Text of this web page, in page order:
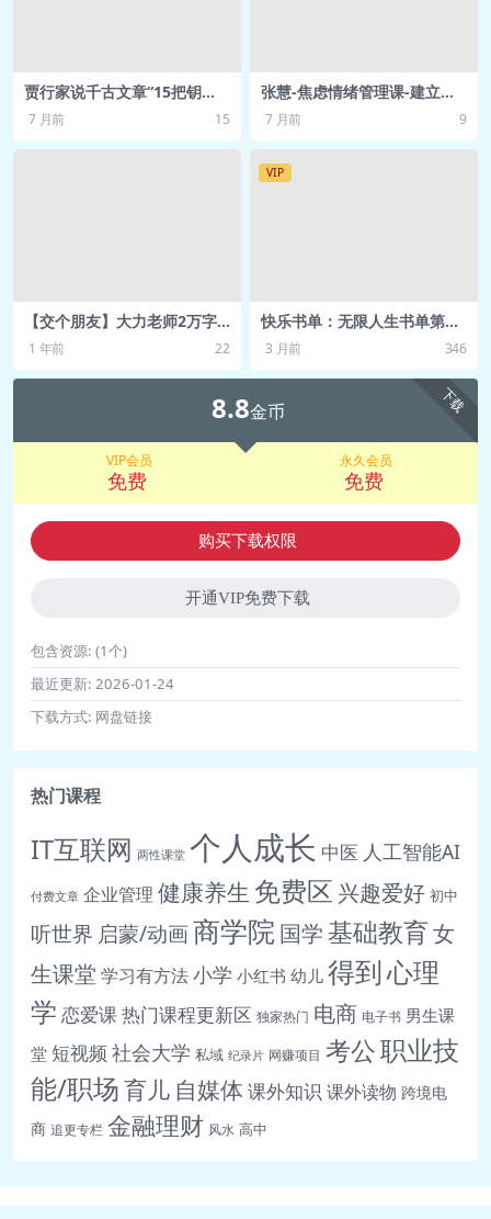
办？.mp3
📄 ly-0304丨第五讲丨 山不过来我过
和陌生客户建立信任关系？.mp3
📄 ly-0305丨第六讲 ｜ “哇”效应：怎样
和陌生客户建立信任关系？.pdf
🎵 ly-0305丨第六讲 ｜《迎接挑战，苦
练内功，迎接春天的到来》节选
（2002年）.mp3
🎵 ly-0306丨第七讲 ｜ 苟且红利：怎
么和比自己强大的对手争订单？.mp3
📄 ly-0306丨第七讲 ｜ 苟且红利：怎
么和比自己强大的对手争订单？.pdf
昂，跨过太平洋》（2001年）.mp3
🎵 ly-0307丨第八讲丨 向右倾听：怎么
抓住大机遇？.mp3
中存活》节选（2003年）.mp3
🎵 ly-0308丨第九讲丨 算大账：怎么应
对行业原霸主的打压？.mp3
📄 ly-0308丨第九讲丨 算大账：怎么应
对行业原霸主的打压？.pdf
手做朋友》（2005年）.mp3
🎵 ly-0309丨第十讲丨 校准力与共识
力：做错了选择，怎么还能活下
来？.mp3
贾行家说千古文章“15把钥
匙，解锁中国文化情感”得到
网盘资源
7 月前 15
张慧-焦虑情绪管理课-建立内
心的稳定感和秩序感 得到 网
盘资源
7 月前 9
【交个朋友】大力老师2万字
直播卖货话术资料：催单话术
大总结，超实用！
1 年前 22
VIP
快乐书单：无限人生书单第三
季（更新中）
3 月前 346
下载
8.8金币
VIP会员
免费
永久会员
免费
购买下载权限
开通VIP免费下载
包含资源: (1个)
最近更新: 2026-01-24
下载方式: 网盘链接
热门课程
IT互联网 两性课堂 个人成长 中医 人工智能AI
付费文章 企业管理 健康养生 免费区 兴趣爱好 初中
听世界 启蒙/动画商学院国学 基础教育女
生课堂 学习有方法小学 小红书 幼儿 得到心理
学 恋爱课热门课程更新区 独家热门 电商 电子书 男生课
堂 短视频 社会大学 私域 纪录片 网赚项目 考公职业技
能/职场育儿 自媒体 课外知识 课外读物 跨境电
商 追更专栏 金融理财 风水 高中